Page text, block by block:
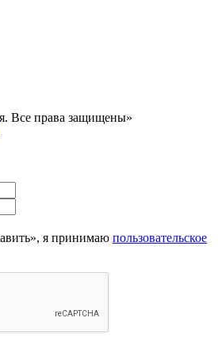
Все права защищены»
я принимаю пользовательское